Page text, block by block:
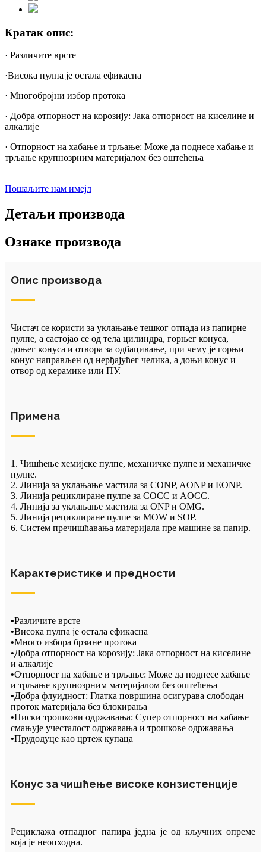
Кратак опис:
· Различите врсте
·Висока пулпа је остала ефикасна
· Многобројни избор протока
· Добра отпорност на корозију: Јака отпорност на киселине и
алкалије
· Отпорност на хабање и трљање: Може да поднесе хабање и
трљање крупнозрним материјалом без оштећења
Пошаљите нам имејл
Детаљи производа
Ознаке производа
Опис производа
Чистач се користи за уклањање тешког отпада из папирне
пулпе, а састојао се од тела цилиндра, горњег конуса,
доњег конуса и отвора за одбацивање, при чему је горњи
конус направљен од нерђајућег челика, а доњи конус и
отвор од керамике или ПУ.
Примена
1. Чишћење хемијске пулпе, механичке пулпе и механичке
пулпе.
2. Линија за уклањање мастила за CONP, AONP и EONP.
3. Линија рециклиране пулпе за COCC и AOCC.
4. Линија за уклањање мастила за ONP и OMG.
5. Линија рециклиране пулпе за MOW и SOP.
6. Систем пречишћавања материјала пре машине за папир.
Карактеристике и предности
•Различите врсте
•Висока пулпа је остала ефикасна
•Много избора брзине протока
•Добра отпорност на корозију: Јака отпорност на киселине
и алкалије
•Отпорност на хабање и трљање: Може да поднесе хабање
и трљање крупнозрним материјалом без оштећења
•Добра флуидност: Глатка површина осигурава слободан
проток материјала без блокирања
•Ниски трошкови одржавања: Супер отпорност на хабање
смањује учесталост одржавања и трошкове одржавања
•Прудодуце као цртеж купаца
Конус за чишћење високе конзистенције
Рециклажа отпадног папира једна је од кључних опреме
која је неопходна.